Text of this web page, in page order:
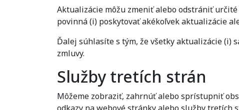
Aktualizácie môžu zmeniť alebo odstrániť
povinná (i) poskytovať akékoľvek aktualizácie
Ďalej súhlasíte s tým, že všetky aktualizácie (i)
zmluvy.
Služby tretích strán
Môžeme zobraziť, zahrnúť alebo sprístupniť